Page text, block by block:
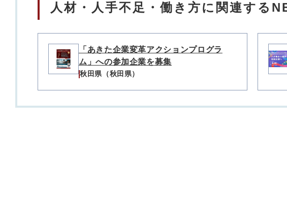
人材・人手不足・働き方に関連する
「あきた企業変革アクションプログラ
ム」への参加企業を募集
秋田県（秋田県）